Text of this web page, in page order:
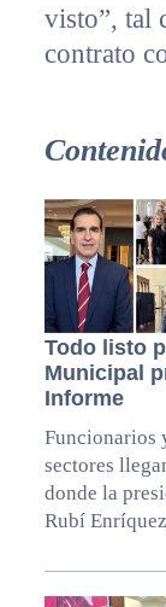
visto”, tal
contrato
Todo listo
Municipal
Informe
Funcionarios
sectores
donde la
Rubí